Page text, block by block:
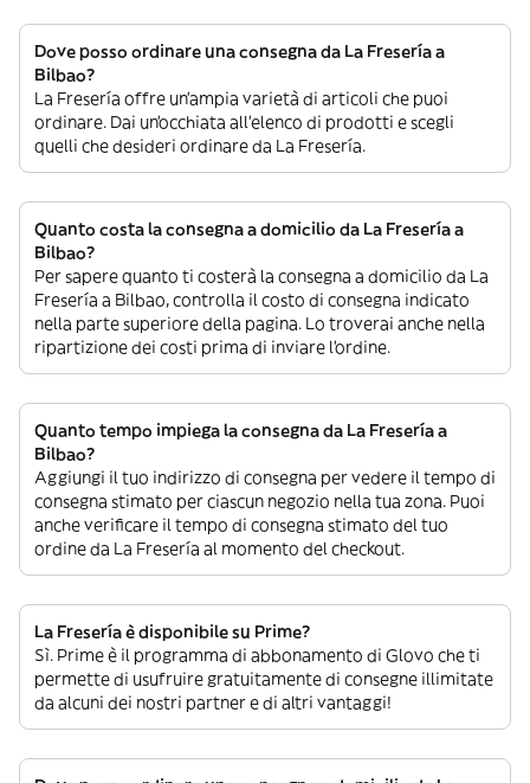
Dove posso ordinare una consegna da La Fresería a
Bilbao?
La Fresería offre un’ampia varietà di articoli che puoi
ordinare. Dai un’occhiata all’elenco di prodotti e scegli
quelli che desideri ordinare da La Fresería.
Quanto costa la consegna a domicilio da La Fresería a
Bilbao?
Per sapere quanto ti costerà la consegna a domicilio da La
Fresería a Bilbao, controlla il costo di consegna indicato
nella parte superiore della pagina. Lo troverai anche nella
ripartizione dei costi prima di inviare l’ordine.
Quanto tempo impiega la consegna da La Fresería a
Bilbao?
Aggiungi il tuo indirizzo di consegna per vedere il tempo di
consegna stimato per ciascun negozio nella tua zona. Puoi
anche verificare il tempo di consegna stimato del tuo
ordine da La Fresería al momento del checkout.
La Fresería è disponibile su Prime?
Sì. Prime è il programma di abbonamento di Glovo che ti
permette di usufruire gratuitamente di consegne illimitate
da alcuni dei nostri partner e di altri vantaggi!